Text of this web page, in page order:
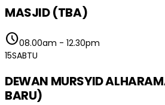
MASJID (TBA)
schedule08.00am - 12.30pm
15SABTU
DEWAN MURSYID
BARU)